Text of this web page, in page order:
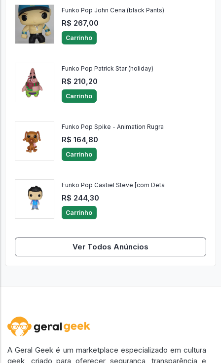
Funko Pop John Cena (black Pants)
R$ 267,00
Carrinho
Funko Pop Patrick Star (holiday)
R$ 210,20
Carrinho
Funko Pop Spike - Animation Rugra
R$ 164,80
Carrinho
Funko Pop Castiel Steve [com Deta
R$ 244,30
Carrinho
Ver Todos Anúncios
A Geral Geek é um marketplace especializado em cultura
geek, criado para oferecer segurança, transparência e